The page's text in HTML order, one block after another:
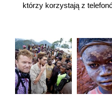
którzy korzystają z